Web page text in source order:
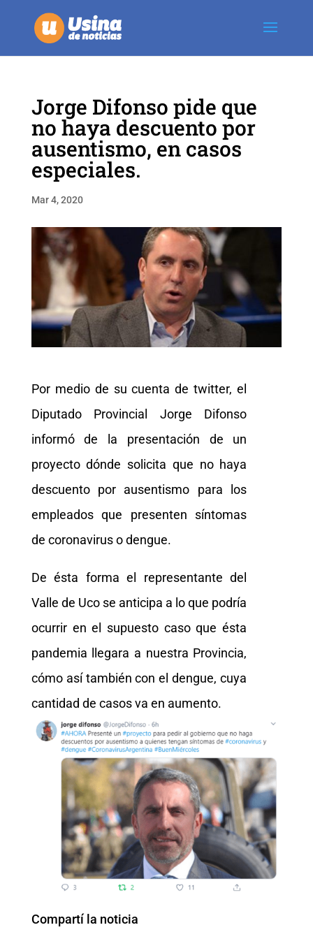
Jorge Difonso pide que
no haya descuento por
ausentismo, en casos
especiales.
Mar 4, 2020
Por medio de su cuenta de twitter, el
Diputado Provincial Jorge Difonso
informó de la presentación de un
proyecto dónde solicita que no haya
descuento por ausentismo para los
empleados que presenten síntomas
de coronavirus o dengue.
De ésta forma el representante del
Valle de Uco se anticipa a lo que podría
ocurrir en el supuesto caso que ésta
pandemia llegara a nuestra Provincia,
cómo así también con el dengue, cuya
cantidad de casos va en aumento.
Compartí la noticia